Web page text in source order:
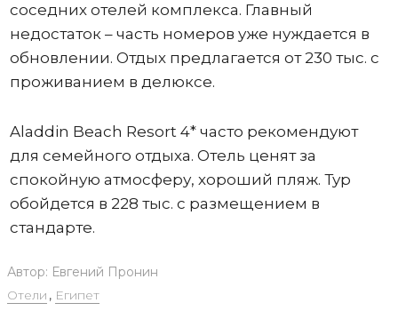
соседних отелей комплекса. Главный
недостаток – часть номеров уже нуждается в
обновлении. Отдых предлагается от 230 тыс. с
проживанием в делюксе.
Aladdin Beach Resort 4* часто рекомендуют
для семейного отдыха. Отель ценят за
спокойную атмосферу, хороший пляж. Тур
обойдется в 228 тыс. с размещением в
стандарте.
Автор: Евгений Пронин
Отели , Египет